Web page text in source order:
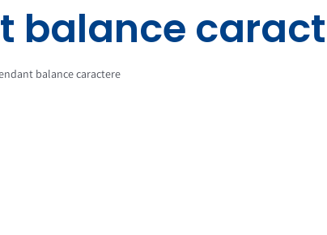
balance
balance caractere